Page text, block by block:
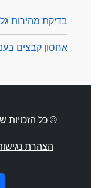
בדיקת מהירות
אחסון קבצים
© כל הזכויות
הצהרת